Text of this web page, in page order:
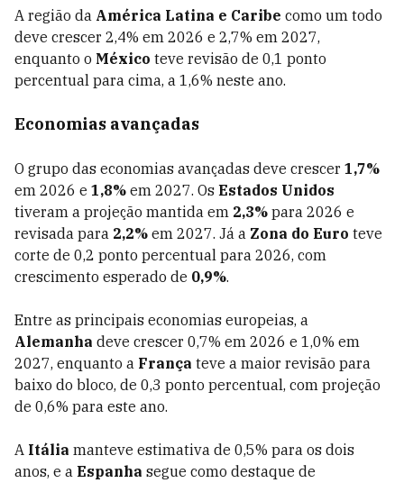
A região da América Latina e Caribe como um todo
deve crescer 2,4% em 2026 e 2,7% em 2027,
enquanto o México teve revisão de 0,1 ponto
percentual para cima, a 1,6% neste ano.
Economias avançadas
O grupo das economias avançadas deve crescer 1,7%
em 2026 e 1,8% em 2027. Os Estados Unidos
tiveram a projeção mantida em 2,3% para 2026 e
revisada para 2,2% em 2027. Já a Zona do Euro teve
corte de 0,2 ponto percentual para 2026, com
crescimento esperado de 0,9%.
Entre as principais economias europeias, a
Alemanha deve crescer 0,7% em 2026 e 1,0% em
2027, enquanto a França teve a maior revisão para
baixo do bloco, de 0,3 ponto percentual, com projeção
de 0,6% para este ano.
A Itália manteve estimativa de 0,5% para os dois
anos, e a Espanha segue como destaque de